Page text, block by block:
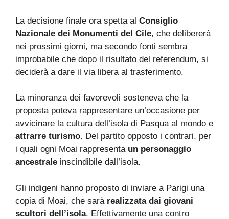
La decisione finale ora spetta al Consiglio
Nazionale dei Monumenti del Cile, che delibererà
nei prossimi giorni, ma secondo fonti sembra
improbabile che dopo il risultato del referendum, si
deciderà a dare il via libera al trasferimento.
La minoranza dei favorevoli sosteneva che la
proposta poteva rappresentare un’occasione per
avvicinare la cultura dell’isola di Pasqua al mondo e
attrarre turismo. Del partito opposto i contrari, per
i quali ogni Moai rappresenta un personaggio
ancestrale inscindibile dall’isola.
Gli indigeni hanno proposto di inviare a Parigi una
copia di Moai, che sarà realizzata dai giovani
scultori dell’isola. Effettivamente una contro